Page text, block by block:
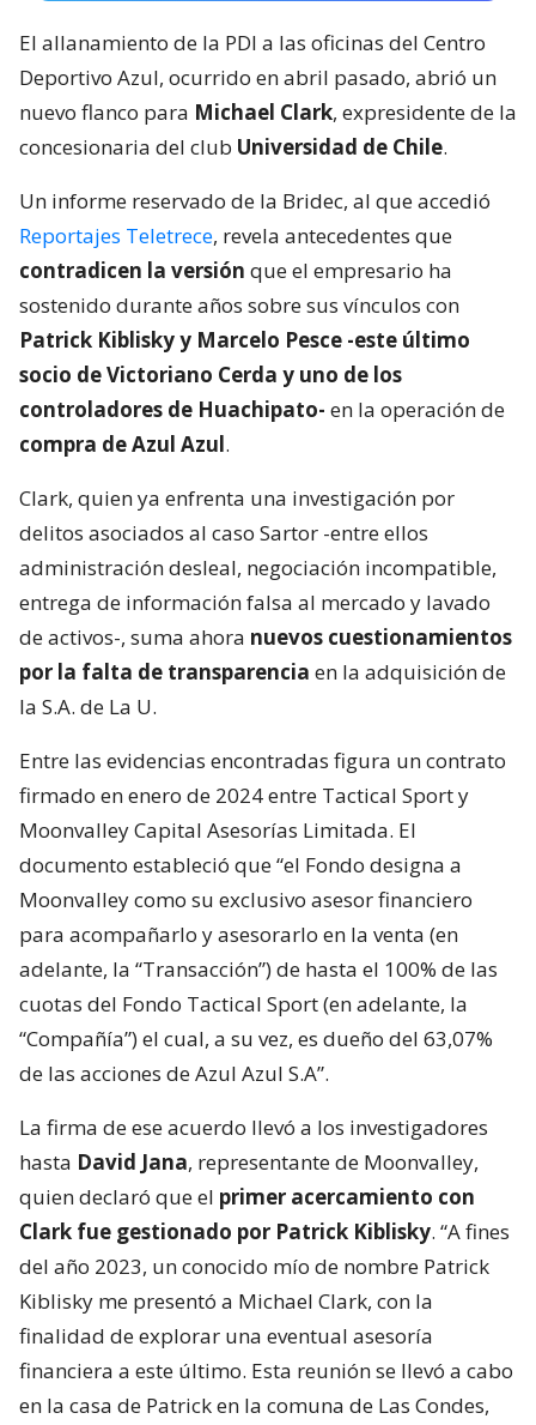
El allanamiento de la PDI a las oficinas del Centro
Deportivo Azul, ocurrido en abril pasado, abrió un
nuevo flanco para Michael Clark, expresidente de la
concesionaria del club Universidad de Chile.
Un informe reservado de la Bridec, al que accedió
Reportajes Teletrece, revela antecedentes que
contradicen la versión que el empresario ha
sostenido durante años sobre sus vínculos con
Patrick Kiblisky y Marcelo Pesce -este último
socio de Victoriano Cerda y uno de los
controladores de Huachipato- en la operación de
compra de Azul Azul.
Clark, quien ya enfrenta una investigación por
delitos asociados al caso Sartor -entre ellos
administración desleal, negociación incompatible,
entrega de información falsa al mercado y lavado
de activos-, suma ahora nuevos cuestionamientos
por la falta de transparencia en la adquisición de
la S.A. de La U.
Entre las evidencias encontradas figura un contrato
firmado en enero de 2024 entre Tactical Sport y
Moonvalley Capital Asesorías Limitada. El
documento estableció que “el Fondo designa a
Moonvalley como su exclusivo asesor financiero
para acompañarlo y asesorarlo en la venta (en
adelante, la “Transacción”) de hasta el 100% de las
cuotas del Fondo Tactical Sport (en adelante, la
“Compañía”) el cual, a su vez, es dueño del 63,07%
de las acciones de Azul Azul S.A”.
La firma de ese acuerdo llevó a los investigadores
hasta David Jana, representante de Moonvalley,
quien declaró que el primer acercamiento con
Clark fue gestionado por Patrick Kiblisky. “A fines
del año 2023, un conocido mío de nombre Patrick
Kiblisky me presentó a Michael Clark, con la
finalidad de explorar una eventual asesoría
financiera a este último. Esta reunión se llevó a cabo
en la casa de Patrick en la comuna de Las Condes,